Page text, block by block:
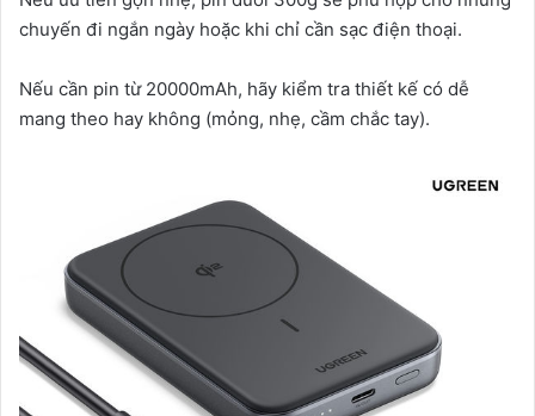
chuyến đi ngắn ngày hoặc khi chỉ cần sạc điện thoại.
Nếu cần pin từ 20000mAh, hãy kiểm tra thiết kế có dễ
mang theo hay không (mỏng, nhẹ, cầm chắc tay).